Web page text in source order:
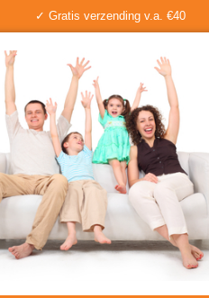
✓ Gratis verzending v.a. €40